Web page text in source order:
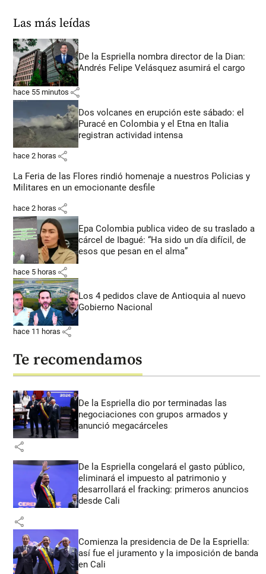
Las más leídas
De la Espriella nombra director de la Dian:
Andrés Felipe Velásquez asumirá el cargo
hace 55 minutos share
Dos volcanes en erupción este sábado: el
Puracé en Colombia y el Etna en Italia
registran actividad intensa
hace 2 horas share
La Feria de las Flores rindió homenaje a nuestros Policias y
Militares en un emocionante desfile
hace 2 horas share
Epa Colombia publica video de su traslado a
cárcel de Ibagué: “Ha sido un día difícil, de
esos que pesan en el alma”
hace 5 horas share
Los 4 pedidos clave de Antioquia al nuevo
Gobierno Nacional
hace 11 horas share
Te recomendamos
De la Espriella dio por terminadas las
negociaciones con grupos armados y
anunció megacárceles
share
De la Espriella congelará el gasto público,
eliminará el impuesto al patrimonio y
desarrollará el fracking: primeros anuncios
desde Cali
share
Comienza la presidencia de De la Espriella:
así fue el juramento y la imposición de banda
en Cali